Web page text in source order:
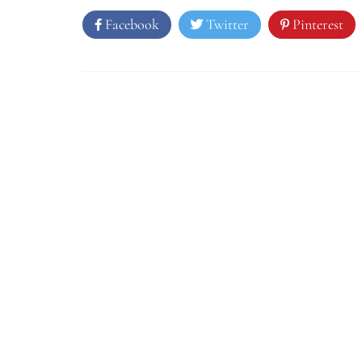
Facebook Twitter Pinterest